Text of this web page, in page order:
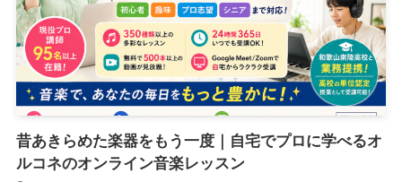
昔あきらめた楽器をもう一度｜自宅でプロに学べるオ
ルコネのオンライン音楽レッスン